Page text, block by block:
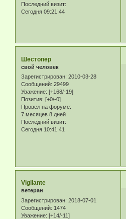
Последний визит:
Сегодня 09:21:44
Шестопер
свой человек
Зарегистрирован: 2010-03-28
Сообщений: 29499
Уважение: [+168/-19]
Позитив: [+0/-0]
Провел на форуме:
7 месяцев 8 дней
Последний визит:
Сегодня 10:41:41
Vigilante
ветеран
Зарегистрирован: 2018-07-01
Сообщений: 1474
Уважение: [+14/-11]